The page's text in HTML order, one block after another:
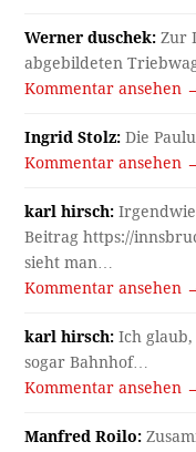
Werner duschek: Zur
abgebildeten
Kommentar ansehen
Ingrid Stolz: Die
Kommentar ansehen
karl hirsch:
Beitrag https://
sieht man…
Kommentar ansehen
karl hirsch: Ich glaub,
sogar Bahnhof…
Kommentar ansehen
Manfred Roilo: